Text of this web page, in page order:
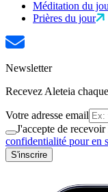
Méditation du
Prières du jour
Newsletter
Recevez Aleteia
Votre adresse email
J'accepte de
confidentialité pour en
S'inscrire